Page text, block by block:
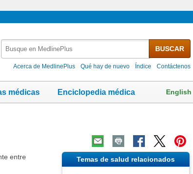
MedlinePlus
BUSCAR
Acerca de MedlinePlus Qué hay de nuevo Índice Contáctenos
médicas Enciclopedia médica English
entre
Temas de salud relacionados